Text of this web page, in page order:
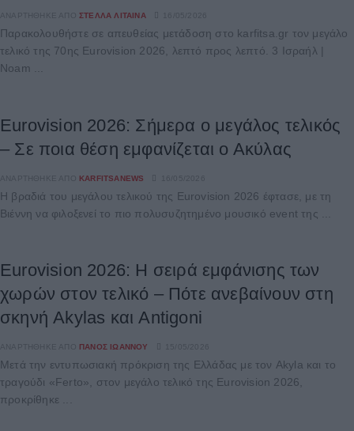
ΑΝΑΡΤΉΘΗΚΕ ΑΠΌ ΣΤΈΛΛΑ ΛΊΤΑΙΝΑ
Παρακολουθήστε σε απευθείας μετάδοση στο karfitsa.gr τον μεγάλο
τελικό της 70ης Eurovision 2026, λεπτό προς λεπτό. 3 Ισραήλ |
Noam ...
Eurovision 2026: Σήμερα ο μεγάλος τελικός
– Σε ποια θέση εμφανίζεται ο Ακύλας
ΑΝΑΡΤΉΘΗΚΕ ΑΠΌ KARFITSANEWS
Η βραδιά του μεγάλου τελικού της Eurovision 2026 έφτασε, με τη
Βιέννη να φιλοξενεί το πιο πολυσυζητημένο μουσικό event της ...
Eurovision 2026: H σειρά εμφάνισης των
χωρών στον τελικό – Πότε ανεβαίνουν στη
σκηνή Akylas και Antigoni
ΑΝΑΡΤΉΘΗΚΕ ΑΠΌ ΠΆΝΟΣ ΙΩΆΝΝΟΥ
Μετά την εντυπωσιακή πρόκριση της Ελλάδας με τον Akyla και το
τραγούδι «Ferto», στον μεγάλο τελικό της Eurovision 2026,
προκρίθηκε ...